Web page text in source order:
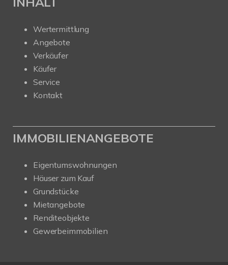
Wertermittlung
Angebote
Verkäufer
Käufer
Service
Kontakt
IMMOBILIENANGEBOTE
Eigentumswohnungen
Häuser zum Kauf
Grundstücke
Mietangebote
Renditeobjekte
Gewerbeimmobilien